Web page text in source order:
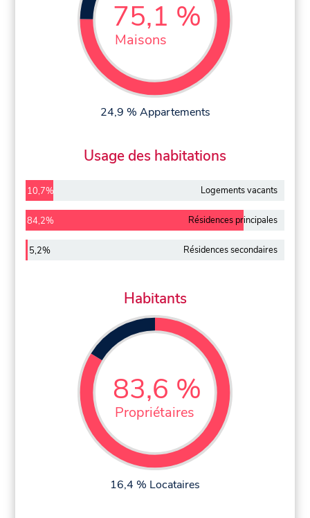
75,1 %
Maisons
24,9 % Appartements
Usage des habitations
10,7% Logements vacants
84,2% Résidences principales
5,2% Résidences secondaires
Habitants
83,6 %
Propriétaires
16,4 % Locataires